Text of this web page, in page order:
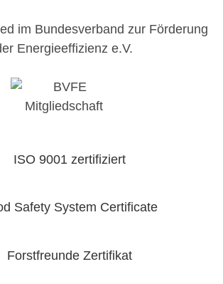
im Bundesverband zur Förderung
Energieeffizienz e.V.